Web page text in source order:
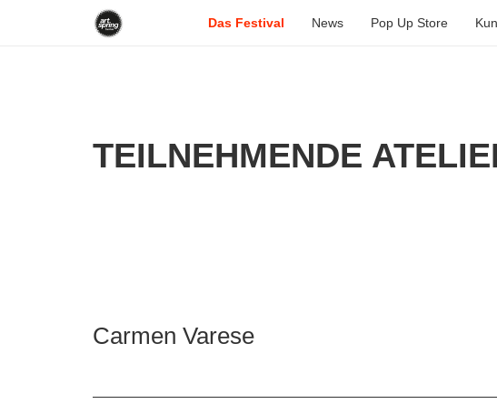
Das Festival News Pop Up Store
TEILNEHMENDE
Carmen Varese